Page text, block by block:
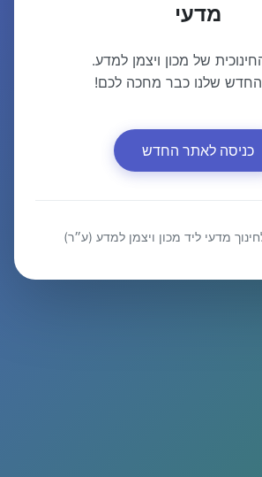
מדעי
של מכון ויצמן למדע.
שלנו כבר מחכה לכם!
כניסה לאתר החדש
מדעי ליד מכון ויצמן למדע (ע״ר)